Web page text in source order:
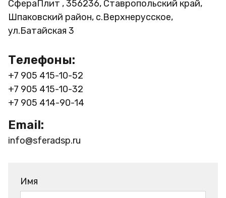
СфераПлит , 356236, Ставропольский край,
Шпаковский район, с.Верхнерусское,
ул.Батайская 3
Телефоны:
+7 905 415-10-52
+7 905 415-10-32
+7 905 414-90-14
Email:
info@sferadsp.ru
Имя